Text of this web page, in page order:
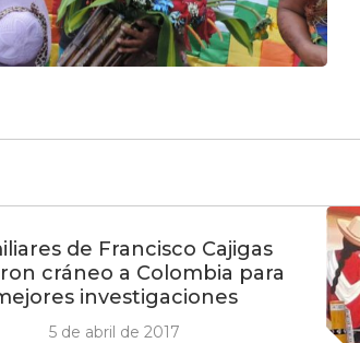
de Francisco Cajigas
cráneo a Colombia para
investigaciones
5 de abril de 2017